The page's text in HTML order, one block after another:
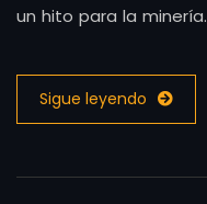
un hito para la minería.
Sigue leyendo